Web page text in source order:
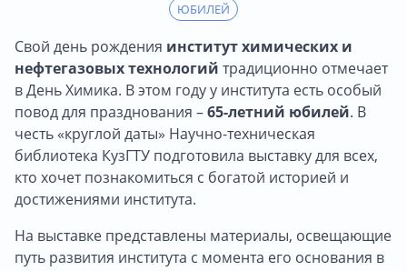
ЮБИЛЕЙ
Свой день рождения институт химических и
нефтегазовых технологий традиционно отмечает
в День Химика. В этом году у института есть особый
повод для празднования –65-летний юбилей. В
честь «круглой даты» Научно-техническая
библиотека КузГТУ подготовила выставку для всех,
кто хочет познакомиться с богатой историей и
достижениями института.
На выставке представлены материалы, освещающие
путь развития института с момента его основания в